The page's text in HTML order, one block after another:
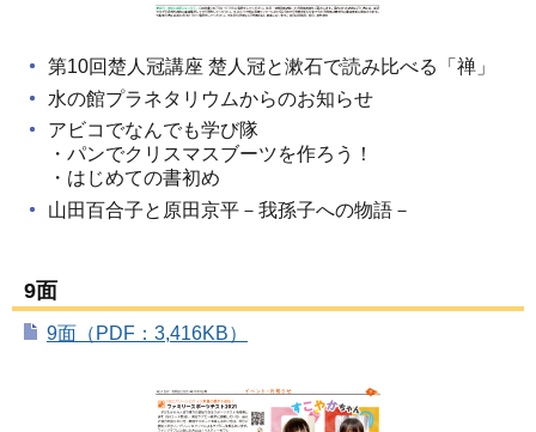
第10回楚人冠講座 楚人冠と漱石で読み比べる「禅」
水の館プラネタリウムからのお知らせ
アビコでなんでも学び隊
・パンでクリスマスブーツを作ろう！
・はじめての書初め
山田百合子と原田京平－我孫子への物語－
9面
9面（PDF：3,416KB）